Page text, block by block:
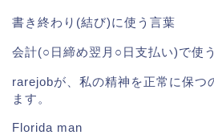
書き終わり(結び)に使う言葉
会計(○日締め翌月○日支払い)で使
rarejobが、私の精神を正常に保つ
ます。
Florida man